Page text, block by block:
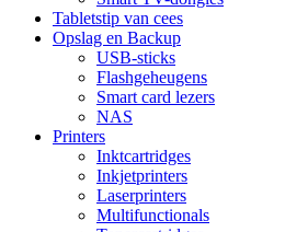
Tabletstip van cees
Opslag en Backup
USB-sticks
Flashgeheugens
Smart card lezers
NAS
Printers
Inktcartridges
Inkjetprinters
Laserprinters
Multifunctionals